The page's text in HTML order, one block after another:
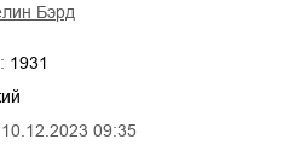
10.12.2023 09:35
Бэрд
1931